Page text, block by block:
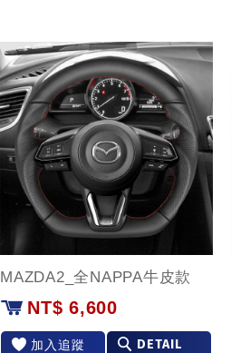
MAZDA2_全NAPPA牛皮款
NT$ 6,600
加入追蹤 DETAIL